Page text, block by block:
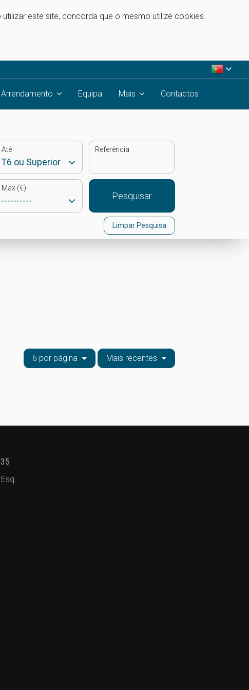
este site, concorda que o mesmo utilize cookies.
Arrendamento Equipa Mais Contactos
Até Referência
Max (€)
Pesquisar
Limpar Pesquisa
6 por página Mais recentes